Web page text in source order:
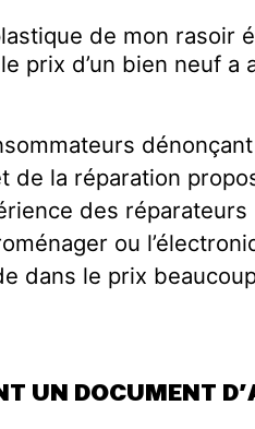
de mon rasoir
prix d’un bien neuf a
de la réparation
des réparateurs
ou
dans le prix
UN DOCUMENT